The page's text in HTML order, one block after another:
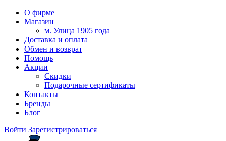
О фирме
Магазин
м. Улица 1905 года
Доставка и оплата
Обмен и возврат
Помощь
Акции
Скидки
Подарочные сертификаты
Контакты
Бренды
Блог
Войти Зарегистрироваться